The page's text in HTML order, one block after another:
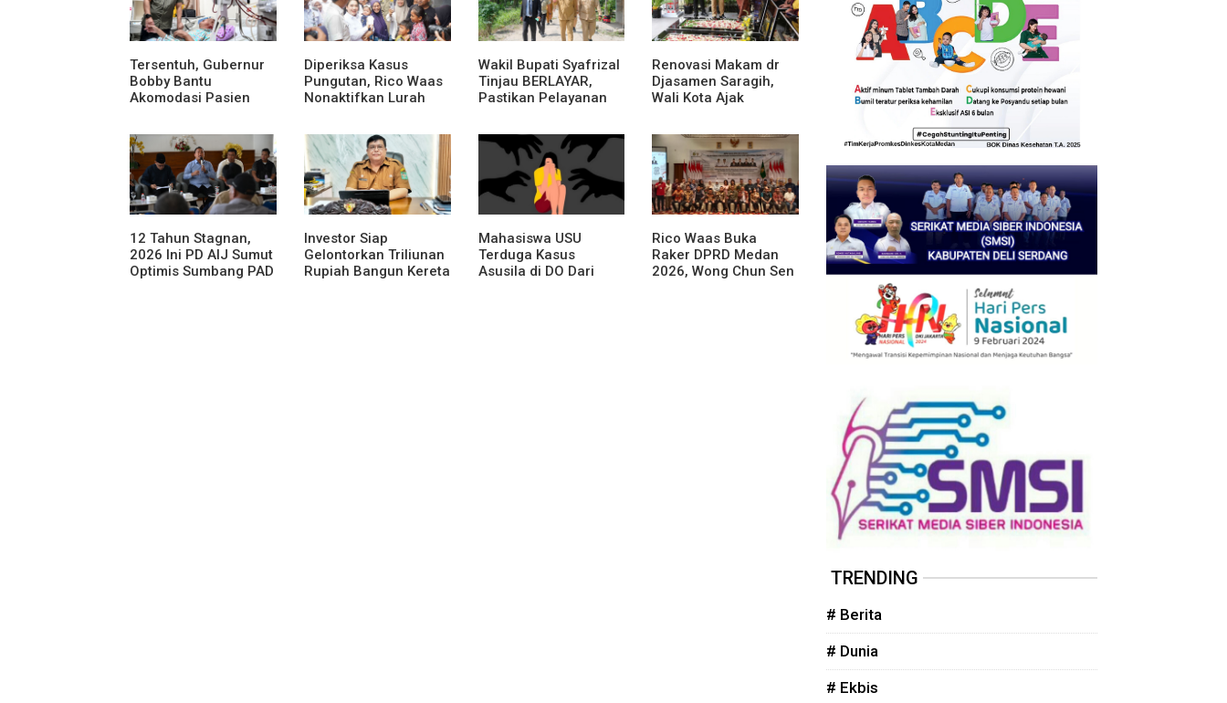
Tersentuh, Gubernur
Bobby Bantu
Akomodasi Pasien
Tiroid di RSUD
Thomsen
Diperiksa Kasus
Pungutan, Rico Waas
Nonaktifkan Lurah
Masyarakat
Wakil Bupati Syafrizal
Tinjau BERLAYAR,
Pastikan Pelayanan
Desa
Renovasi Makam dr
Djasamen Saragih,
Wali Kota Ajak
Lestarikan Nilai
Perjuangan Tokoh
Bangsa
12 Tahun Stagnan,
2026 Ini PD AIJ Sumut
Optimis Sumbang PAD
Investor Siap
Gelontorkan Triliunan
Rupiah Bangun Kereta
Mahasiswa USU
Terduga Kasus
Asusila di DO Dari
Rico Waas Buka
Raker DPRD Medan
2026, Wong Chun Sen
TRENDING
# Berita
# Dunia
# Ekbis